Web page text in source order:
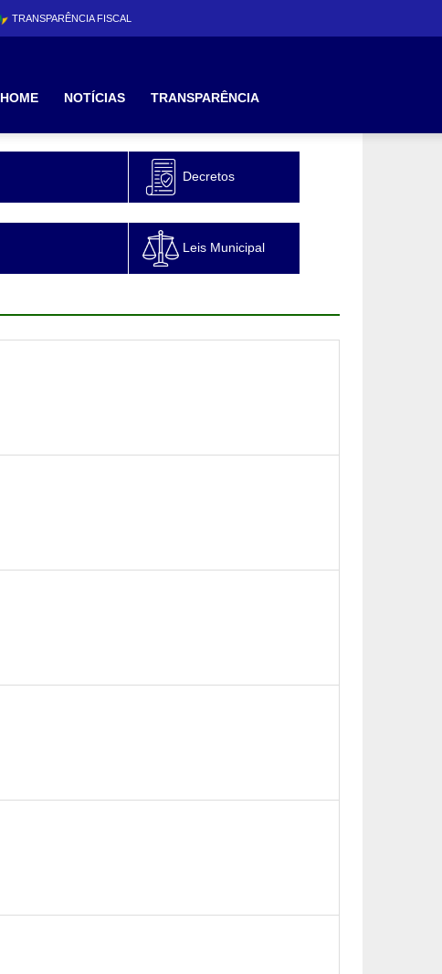
TRANSPARÊNCIA FISCAL
HOME NOTÍCIAS TRANSPARÊNCIA
Decretos
Leis Municipal